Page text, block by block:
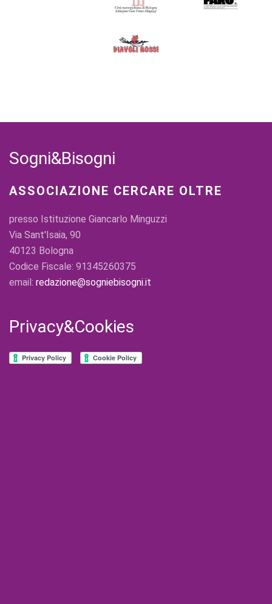
Sogni&Bisogni
ASSOCIAZIONE CERCARE OLTRE
presso Istituzione Giancarlo Minguzzi
Via Sant'Isaia, 90
40123 Bologna
Codice Fiscale: 91345260375
email: redazione@sogniebisogni.it
Privacy&Cookies